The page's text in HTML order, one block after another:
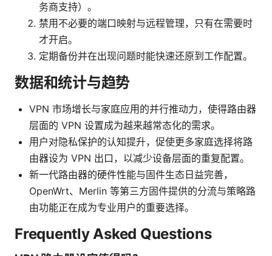
务商支持）。
禁用不必要的端口映射与远程管理，只有在需要时
才开启。
定期备份并在出现问题时能快速还原到工作配置。
数据和统计与趋势
VPN 市场增长与家庭应用的并行推动力，使得路由器
层面的 VPN 设置成为越来越常态化的需求。
用户对隐私保护的认知提升，促使更多家庭选择将路
由器设为 VPN 出口，以减少设备层面的重复配置。
新一代路由器的硬件性能与固件生态日益完善，
OpenWrt、Merlin 等第三方固件提供的分流与策略路
由功能正在成为专业用户的重要选择。
Frequently Asked Questions